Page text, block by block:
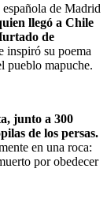
de Madrid
llegó a Chile
de
inspiró su poema
pueblo mapuche.
junto a 300
de los persas.
en una roca:
por obedecer